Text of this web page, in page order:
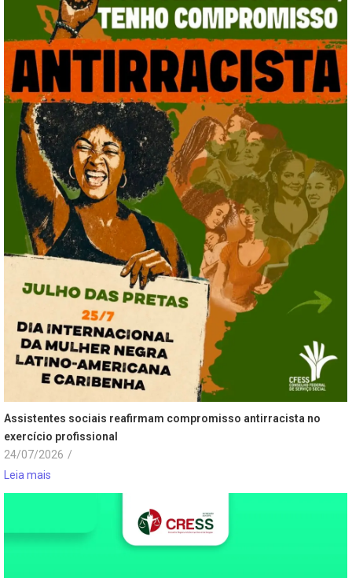
Assistentes sociais reafirmam compromisso antirracista no
exercício profissional
24/07/2026 /
Leia mais